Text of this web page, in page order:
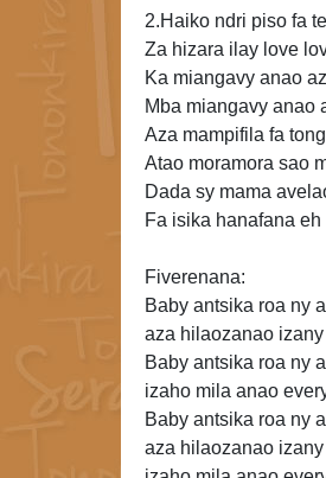
2.Haiko ndri piso fa
Za hizara ilay love
Ka miangavy anao
Mba miangavy anao
Aza mampifila fa
Atao moramora sao
Dada sy mama
Fa isika hanafana eh
Fiverenana:
Baby antsika roa ny
aza hilaozanao izany
Baby antsika roa ny
izaho mila anao
Baby antsika roa ny
aza hilaozanao izany